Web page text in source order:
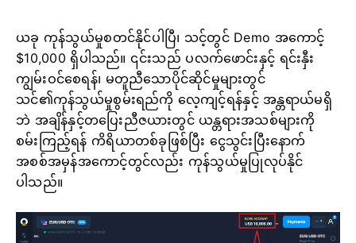
ယခု ကုန်သွယ်မှုစတင်နိုင်ပါပြီ၊ သင့်တွင် Demo အကောင့်
$10,000 ရှိပါသည်။ ၎င်းသည် ပလက်ဖောင်းနှင့် ရင်းနှီး
ကျွမ်းဝင်စေရန်၊ မတူညီသောပိုင်ဆိုင်မှုများတွင်
သင်၏ကုန်သွယ်မှုစွမ်းရည်ကို လေ့ကျင့်ရန်နှင့် အန္တရာယ်မရှိ
ဘဲ အချိန်နှင့်တပြေးညီဇယားတွင် ယန္တရားအသစ်များကို
စမ်းကြည့်ရန် ကိရိယာတစ်ခုဖြစ်ပြီး ငွေသွင်းပြီးနောက်
အစစ်အမှန်အကောင့်တွင်လည်း ကုန်သွယ်မှုပြုလုပ်နိုင်
ပါသည်။